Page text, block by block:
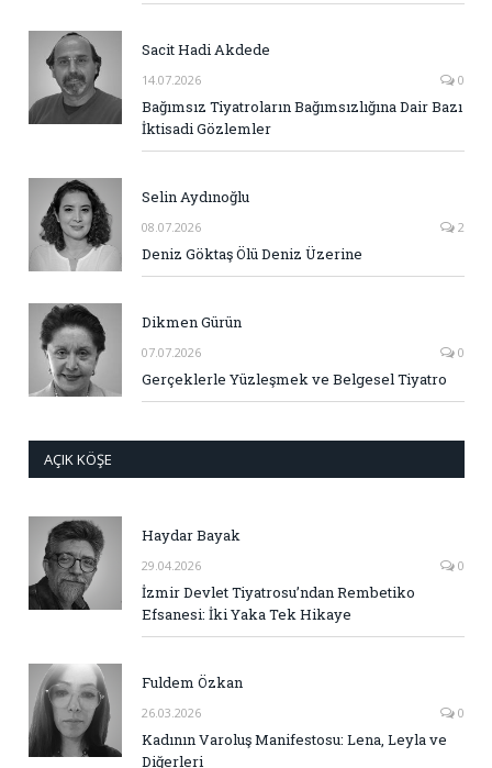
Sacit Hadi Akdede
14.07.2026 0
Bağımsız Tiyatroların Bağımsızlığına Dair Bazı
İktisadi Gözlemler
Selin Aydınoğlu
08.07.2026 2
Deniz Göktaş Ölü Deniz Üzerine
Dikmen Gürün
07.07.2026 0
Gerçeklerle Yüzleşmek ve Belgesel Tiyatro
AÇIK KÖŞE
Haydar Bayak
29.04.2026 0
İzmir Devlet Tiyatrosu’ndan Rembetiko
Efsanesi: İki Yaka Tek Hikaye
Fuldem Özkan
26.03.2026 0
Kadının Varoluş Manifestosu: Lena, Leyla ve
Diğerleri